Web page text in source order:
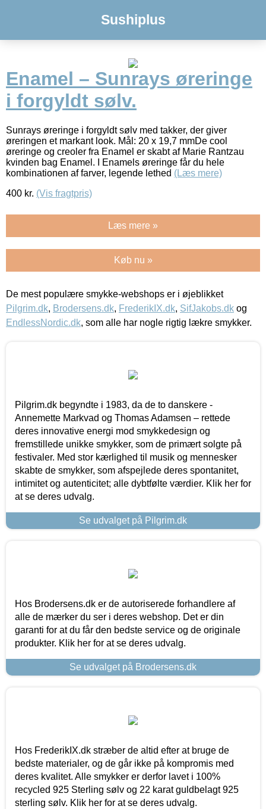
Sushiplus
Enamel – Sunrays øreringe
i forgyldt sølv.
Sunrays øreringe i forgyldt sølv med takker, der giver
øreringen et markant look. Mål: 20 x 19,7 mmDe cool
øreringe og creoler fra Enamel er skabt af Marie Rantzau
kvinden bag Enamel. I Enamels øreringe får du hele
kombinationen af farver, legende lethed (Læs mere)
400 kr. (Vis fragtpris)
Læs mere »
Køb nu »
De mest populære smykke-webshops er i øjeblikket
Pilgrim.dk, Brodersens.dk, FrederikIX.dk, SifJakobs.dk og
EndlessNordic.dk, som alle har nogle rigtig lækre smykker.
Pilgrim.dk begyndte i 1983, da de to danskere -
Annemette Markvad og Thomas Adamsen – rettede
deres innovative energi mod smykkedesign og
fremstillede unikke smykker, som de primært solgte på
festivaler. Med stor kærlighed til musik og mennesker
skabte de smykker, som afspejlede deres spontanitet,
intimitet og autenticitet; alle dybtfølte værdier. Klik her for
at se deres udvalg.
Se udvalget på Pilgrim.dk
Hos Brodersens.dk er de autoriserede forhandlere af
alle de mærker du ser i deres webshop. Det er din
garanti for at du får den bedste service og de originale
produkter. Klik her for at se deres udvalg.
Se udvalget på Brodersens.dk
Hos FrederikIX.dk stræber de altid efter at bruge de
bedste materialer, og de går ikke på kompromis med
deres kvalitet. Alle smykker er derfor lavet i 100%
recycled 925 Sterling sølv og 22 karat guldbelagt 925
sterling sølv. Klik her for at se deres udvalg.